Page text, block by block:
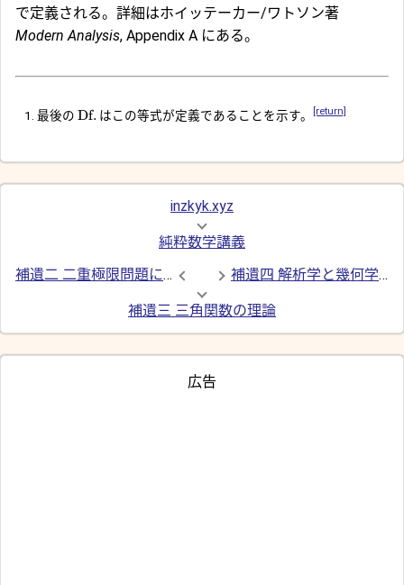
で定義される。詳細はホイッテーカー/ワトソン著
Modern Analysis, Appendix A にある。
最後の Df. はこの等式が定義であることを示す。 [return]
inzkyk.xyz
純粋数学講義
補遺二 二重極限問題について
補遺四 解析学と幾何学における無限
補遺三 三角関数の理論
広告